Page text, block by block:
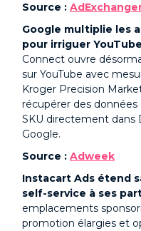
Source :
Google multiplie les
pour irriguer
Connect ouvre
sur YouTube avec
Kroger Precision
récupérer des
SKU directement dans
Google.
Source : Adweek
Instacart Ads étend
self-service à ses
emplacements
promotion élargies et